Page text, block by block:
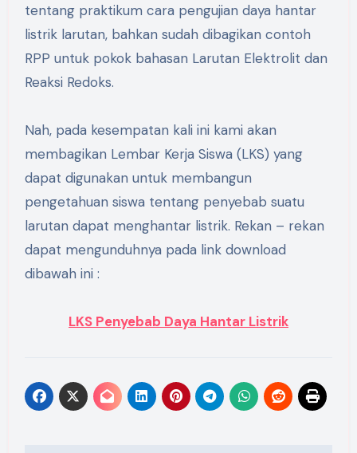
tentang praktikum cara pengujian daya hantar
listrik larutan, bahkan sudah dibagikan contoh
RPP untuk pokok bahasan Larutan Elektrolit dan
Reaksi Redoks.
Nah, pada kesempatan kali ini kami akan
membagikan Lembar Kerja Siswa (LKS) yang
dapat digunakan untuk membangun
pengetahuan siswa tentang penyebab suatu
larutan dapat menghantar listrik. Rekan – rekan
dapat mengunduhnya pada link download
dibawah ini :
LKS Penyebab Daya Hantar Listrik